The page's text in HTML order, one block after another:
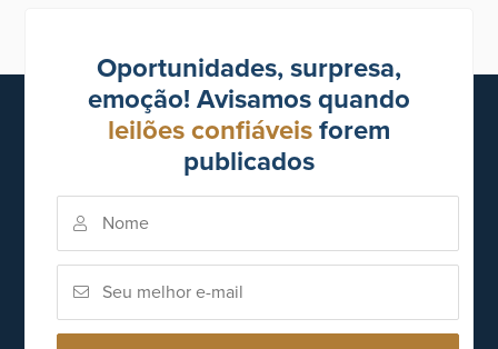
Oportunidades, surpresa,
emoção! Avisamos quando
leilões confiáveis forem
publicados